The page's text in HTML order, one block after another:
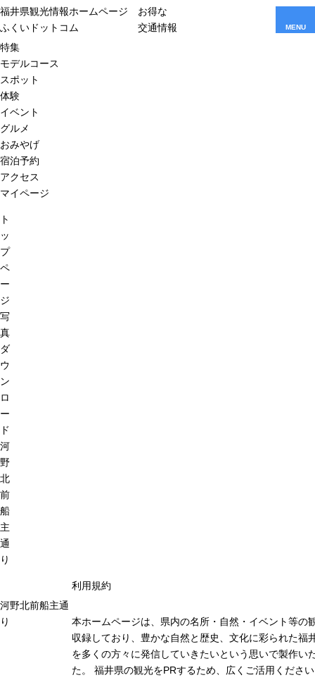
福井県観光情報ホームページ
ふくいドットコム
お得な
交通情報
MENU
特集
モデルコース
スポット
体験
イベント
グルメ
おみやげ
宿泊予約
アクセス
マイページ
ト
ッ
プ
ペ
ー
ジ
写
真
ダ
ウ
ン
ロ
ー
ド
河
野
北
前
船
主
通
り
河野北前船主通
り
利用規約
本ホームページは、県内の名所・自然・イベント等の
収録しており、豊かな自然と歴史、文化に彩られた福
を多くの方々に発信していきたいという思いで製作い
た。 福井県の観光をPRするため、広くご活用くださ